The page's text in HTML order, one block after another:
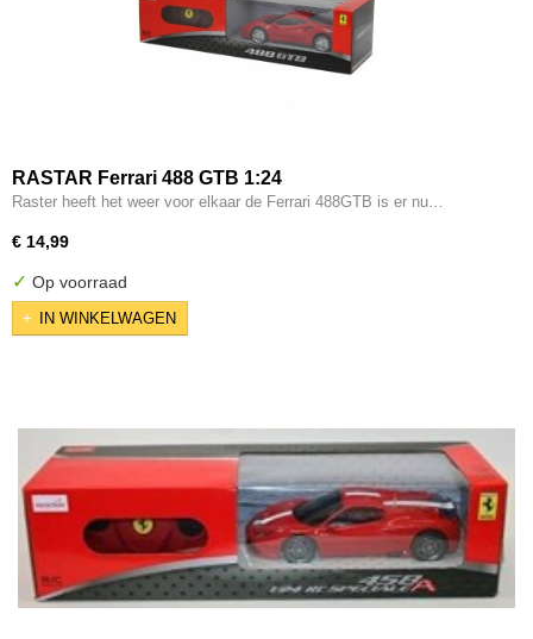
RASTAR Ferrari 488 GTB 1:24
Raster heeft het weer voor elkaar de Ferrari 488GTB is er nu…
€ 14,99
✓ Op voorraad
IN WINKELWAGEN